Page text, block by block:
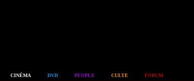
CINÉMA DVD PEOPLE CULTE FORUM